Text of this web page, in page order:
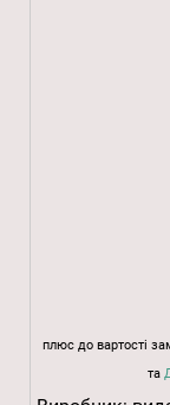
плюс до вартості
та